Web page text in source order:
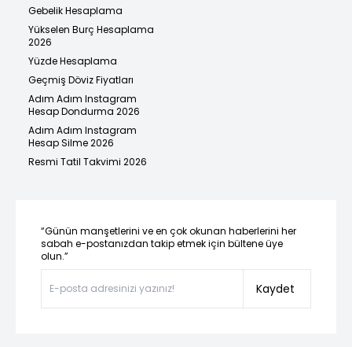
Gebelik Hesaplama
Yükselen Burç Hesaplama
2026
Yüzde Hesaplama
Geçmiş Döviz Fiyatları
Adım Adım Instagram
Hesap Dondurma 2026
Adım Adım Instagram
Hesap Silme 2026
Resmi Tatil Takvimi 2026
“Günün manşetlerini ve en çok okunan haberlerini her
sabah e-postanızdan takip etmek için bültene üye
olun.”
Kaydet